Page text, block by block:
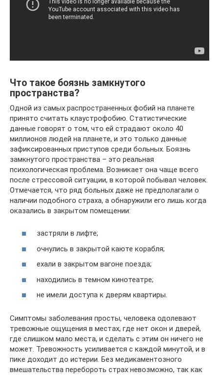
Что такое боязнь замкнутого
пространства?
Одной из самых распространенных фобий на планете
принято считать клаустрофобию. Статистические
данные говорят о том, что ей страдают около 40
миллионов людей на планете, и это только данные
зафиксированных приступов среди больных. Боязнь
замкнутого пространства – это реальная
психологическая проблема. Возникает она чаще всего
после стрессовой ситуации, в которой побывал человек.
Отмечается, что ряд больных даже не предполагали о
наличии подобного страха, а обнаружили его лишь когда
оказались в закрытом помещении:
застряли в лифте;
очнулись в закрытой каюте корабля;
ехали в закрытом вагоне поезда;
находились в темном кинотеатре;
не имели доступа к дверям квартиры.
Симптомы заболевания просты, человека одолевают
тревожные ощущения в местах, где нет окон и дверей,
где слишком мало места, и сделать с этим он ничего не
может. Тревожность усиливается с каждой минутой, и в
пике доходит до истерии. Без медикаментозного
вмешательства перебороть страх невозможно, так как